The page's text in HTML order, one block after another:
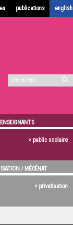
publications english
ENSEIGNANTS
> public scolaire
/ MÉCÉNAT
> privatisation